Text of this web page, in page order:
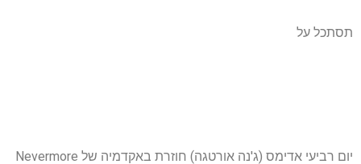
תסתכל על
יום רביעי אדימס (ג'נה אורטגה) חוזרת באקדמיה של Nevermore